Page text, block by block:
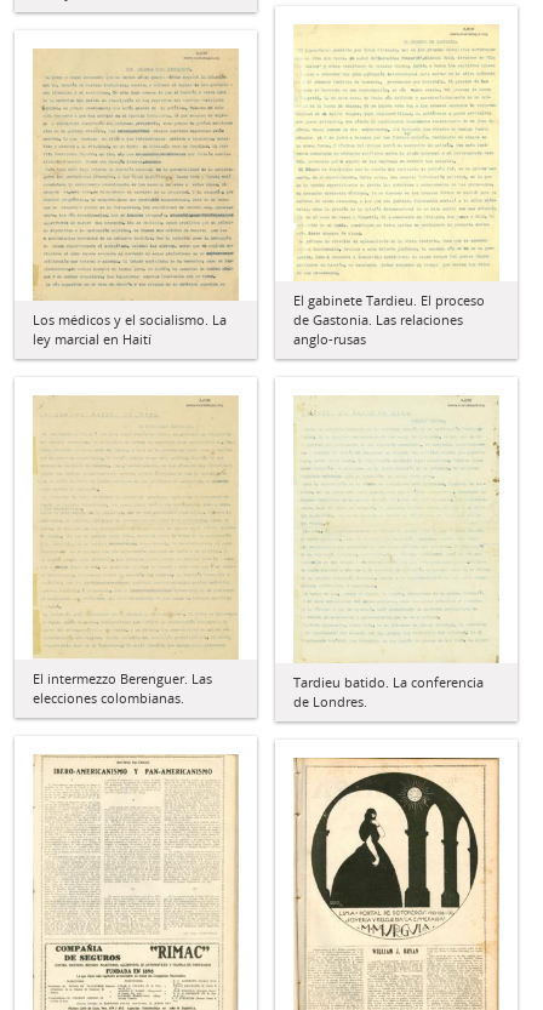
El gabinete Tardieu. El proceso
de Gastonia. Las relaciones
anglo-rusas
Los médicos y el socialismo. La
ley marcial en Haití
El intermezzo Berenguer. Las
elecciones colombianas.
Tardieu batido. La conferencia
de Londres.